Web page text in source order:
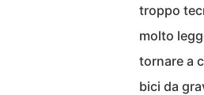
troppo
molto
tornare a
bici da